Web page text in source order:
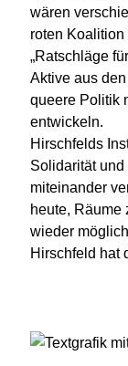
wären
roten
„Ratschläge
Aktive aus
queere Politik
entwickeln.
Hirschfelds
Solidarität
miteinander
heute, Räume
wieder
Hirschfeld hat